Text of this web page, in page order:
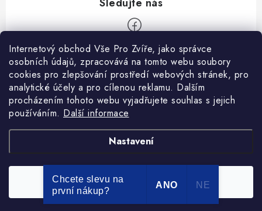
Internetový obchod Vše Pro Zvíře, jako správce
osobních údajů, zpracovává na tomto webu soubory
cookies pro zlepšování prostředí webových stránek, pro
analytické účely a pro cílenou reklamu. Dalším
procházením tohoto webu vyjadřujete souhlas s jejich
používáním. Další informace
Nastavení
Souhlasím
Informace pro Vás
Ceník dopravy
Kontakty
Obchodní podmínky
Podmínky ochrany osobních údajů
Heuréka recenze
Vytvořil Shoptet Premium
Copyright 2026Vše Pro Zvíře . Všechna práva vyhrazena.
Chcete slevu na
první nákup?
ANO NE